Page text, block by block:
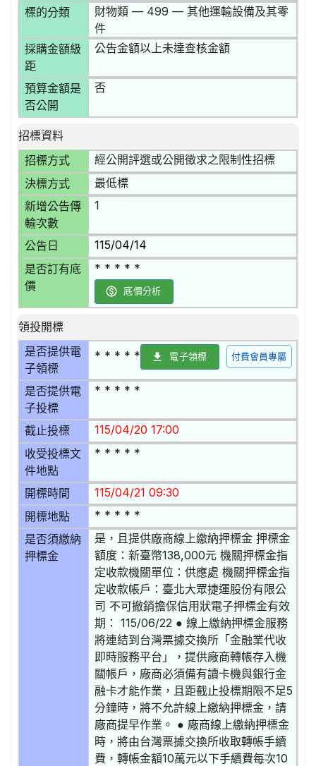
標的分類
財物類 — 499 — 其他運輸設備及其零
件
採購金額級
距
公告金額以上未達查核金額
預算金額是
否公開
否
招標資料
招標方式
經公開評選或公開徵求之限制性招標
決標方式 最低標
新增公告傳
輸次數
1
公告日 115/04/14
是否訂有底
價
* * * * *
底價分析
領投開標
是否提供電
子領標
* * * * * 電子領標 付費會員專屬
是否提供電
子投標
* * * * *
截止投標 115/04/20 17:00
收受投標文
件地點
* * * * *
開標時間 115/04/21 09:30
開標地點 * * * * *
是否須繳納
押標金
是，且提供廠商線上繳納押標金 押標金
額度：新臺幣138,000元 機關押標金指
定收款機關單位：供應處 機關押標金指
定收款帳戶：臺北大眾捷運股份有限公
司 不可撤銷擔保信用狀電子押標金有效
期： 115/06/22 ● 線上繳納押標金服務
將連結到台灣票據交換所「金融業代收
即時服務平台」，提供廠商轉帳存入機
關帳戶，廠商必須備有讀卡機與銀行金
融卡才能作業，且距截止投標期限不足5
分鐘時，將不允許線上繳納押標金，請
廠商提早作業。 ● 廠商線上繳納押標金
時，將由台灣票據交換所收取轉帳手續
費，轉帳金額10萬元以下手續費每次10